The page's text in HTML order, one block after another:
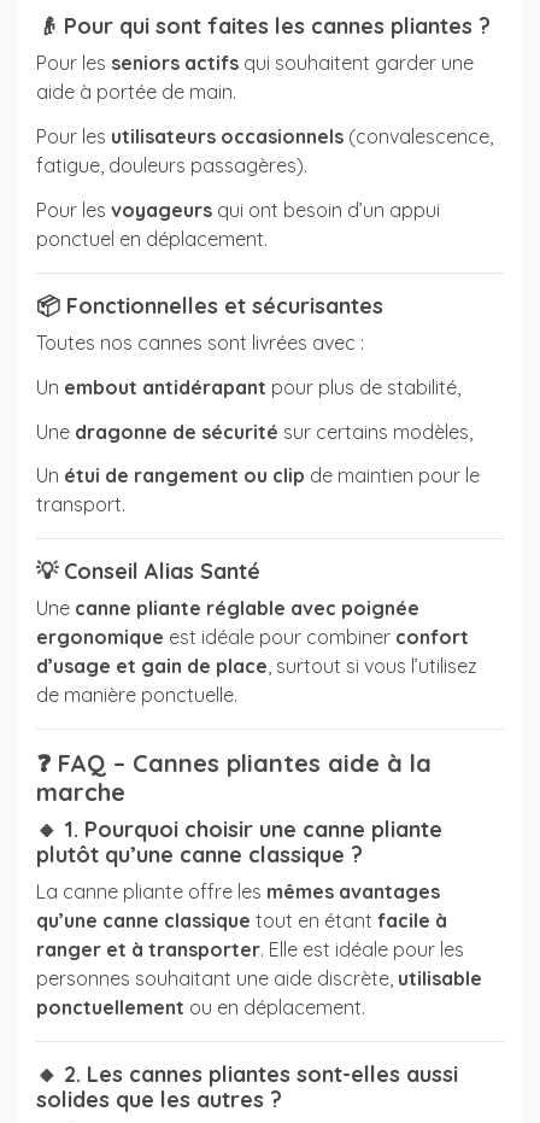
👴 Pour qui sont faites les cannes pliantes ?
Pour les seniors actifs qui souhaitent garder une
aide à portée de main.
Pour les utilisateurs occasionnels (convalescence,
fatigue, douleurs passagères).
Pour les voyageurs qui ont besoin d’un appui
ponctuel en déplacement.
📦 Fonctionnelles et sécurisantes
Toutes nos cannes sont livrées avec :
Un embout antidérapant pour plus de stabilité,
Une dragonne de sécurité sur certains modèles,
Un étui de rangement ou clip de maintien pour le
transport.
💡 Conseil Alias Santé
Une canne pliante réglable avec poignée
ergonomique est idéale pour combiner confort
d’usage et gain de place, surtout si vous l’utilisez
de manière ponctuelle.
❓ FAQ – Cannes pliantes aide à la
marche
🔸 1. Pourquoi choisir une canne pliante
plutôt qu’une canne classique ?
La canne pliante offre les mêmes avantages
qu’une canne classique tout en étant facile à
ranger et à transporter. Elle est idéale pour les
personnes souhaitant une aide discrète, utilisable
ponctuellement ou en déplacement.
🔸 2. Les cannes pliantes sont-elles aussi
solides que les autres ?